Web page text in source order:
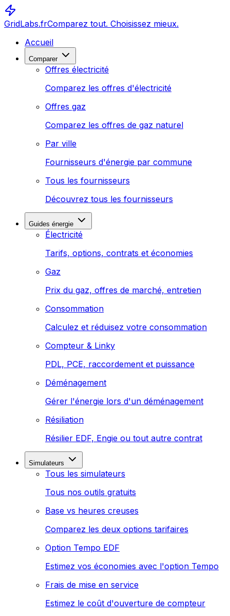
GridLabs.frComparez tout. Choisissez mieux.
Accueil
Comparer
Offres électricité
Comparez les offres d'électricité
Offres gaz
Comparez les offres de gaz naturel
Par ville
Fournisseurs d'énergie par commune
Tous les fournisseurs
Découvrez tous les fournisseurs
Guides énergie
Électricité
Tarifs, options, contrats et économies
Gaz
Prix du gaz, offres de marché, entretien
Consommation
Calculez et réduisez votre consommation
Compteur & Linky
PDL, PCE, raccordement et puissance
Déménagement
Gérer l'énergie lors d'un déménagement
Résiliation
Résilier EDF, Engie ou tout autre contrat
Simulateurs
Tous les simulateurs
Tous nos outils gratuits
Base vs heures creuses
Comparez les deux options tarifaires
Option Tempo EDF
Estimez vos économies avec l'option Tempo
Frais de mise en service
Estimez le coût d'ouverture de compteur